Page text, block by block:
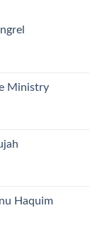
Ministry
Haquim